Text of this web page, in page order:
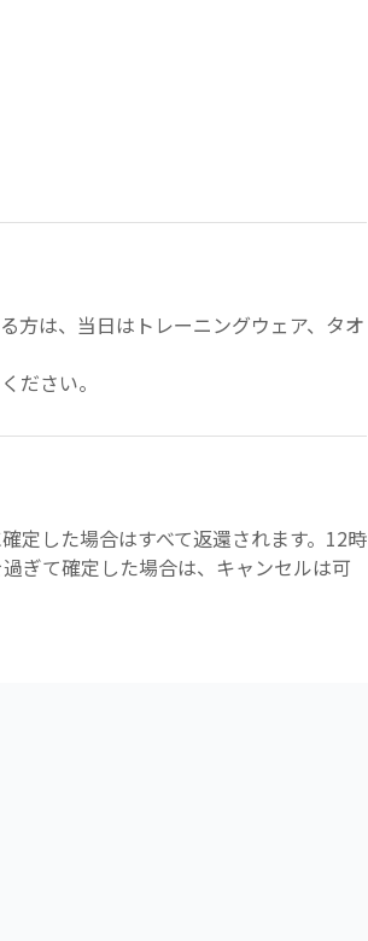
方は、当日はトレーニングウェア、タオ
ださい。
定した場合はすべて返還されます。12時
ぎて確定した場合は、キャンセルは可